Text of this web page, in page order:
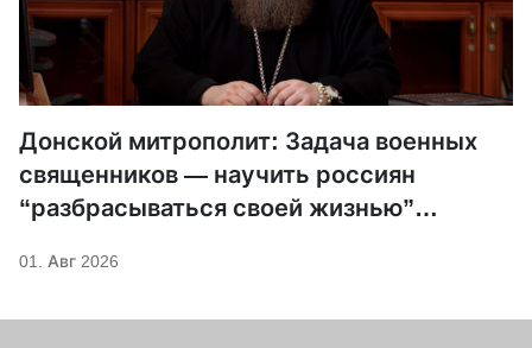
Донской митрополит: Задача военных
священников — научить россиян
“разбрасываться своей жизнью”
01. Авг 2026